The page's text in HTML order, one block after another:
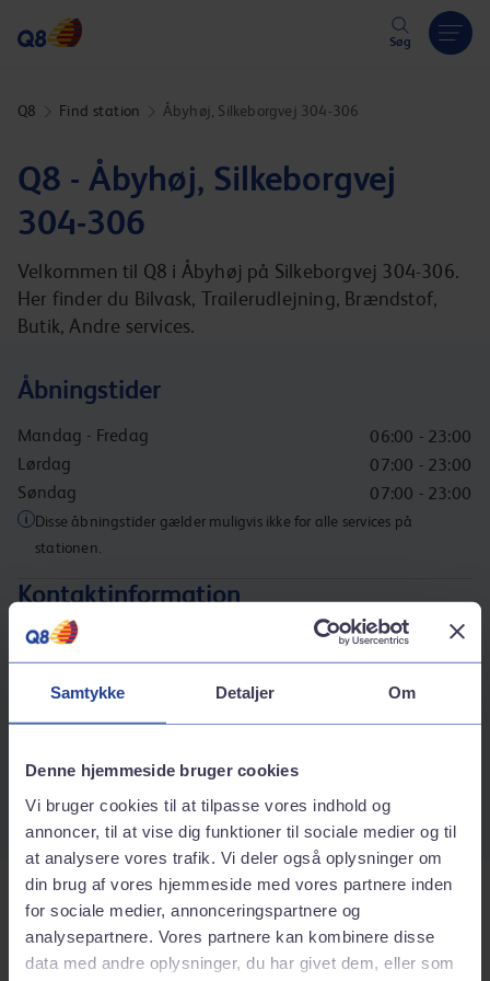
Samtykke Detaljer Om
Denne hjemmeside bruger cookies
Vi bruger cookies til at tilpasse vores indhold og
annoncer, til at vise dig funktioner til sociale medier og til
at analysere vores trafik. Vi deler også oplysninger om
din brug af vores hjemmeside med vores partnere inden
for sociale medier, annonceringspartnere og
analysepartnere. Vores partnere kan kombinere disse
data med andre oplysninger, du har givet dem, eller som
Søg
Q8 Find station Åbyhøj, Silkeborgvej 304-306
Q8 - Åbyhøj, Silkeborgvej
304-306
Velkommen til Q8 i Åbyhøj på Silkeborgvej 304-306.
Her finder du Bilvask, Trailerudlejning, Brændstof,
Butik, Andre services.
Åbningstider
Mandag - Fredag
06:00 - 23:00
Lørdag
07:00 - 23:00
Søndag
07:00 - 23:00
Disse åbningstider gælder muligvis ikke for alle services på
stationen.
Kontaktinformation
Adresse
Silkeborgvej 304-306
8230 Åbyhøj
Rutebeskrivelse
Telefonnummer
Tjenester på stationen
Bilvask